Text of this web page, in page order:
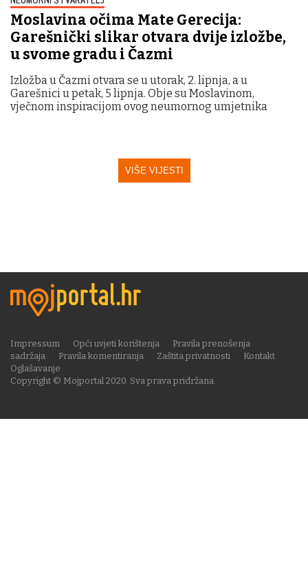
Moslavina očima Mate Gerecija:
Garešnički slikar otvara dvije izložbe,
u svome gradu i Čazmi
Izložba u Čazmi otvara se u utorak, 2. lipnja, a u
Garešnici u petak, 5 lipnja. Obje su Moslavinom,
vječnom inspiracijom ovog neumornog umjetnika
VIŠE VIJESTI
Copyright © Mojportal 2020. Sva prava pridržana.
Impressum Opći uvjeti korištenja
Pravila prenošenja
sadržaja
Pravila komentiranja Zaštita privatnosti
Kontakt
Oglašavanje